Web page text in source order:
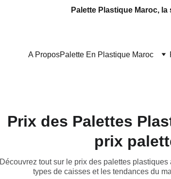
Palette Plastique Maroc,
A ProposPalette En Plastique Maroc
Prix des Palettes
prix
Découvrez tout sur le prix des palettes
types de caisses et les tendances du